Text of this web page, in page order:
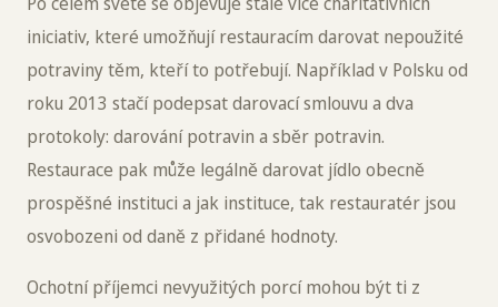
iniciativ, které umožňují restauracím darovat nepoužité
potraviny těm, kteří to potřebují. Například v Polsku od
roku 2013 stačí podepsat darovací smlouvu a dva
protokoly: darování potravin a sběr potravin.
Restaurace pak může legálně darovat jídlo obecně
prospěšné instituci a jak instituce, tak restauratér jsou
osvobozeni od daně z přidané hodnoty.
Ochotní příjemci nevyužitých porcí mohou být ti z